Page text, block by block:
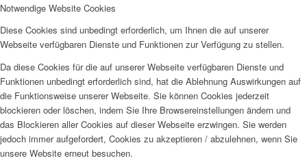
Notwendige Website Cookies
Diese Cookies sind unbedingt erforderlich, um Ihnen die auf unserer
Webseite verfügbaren Dienste und Funktionen zur Verfügung zu stellen.
Da diese Cookies für die auf unserer Webseite verfügbaren Dienste und
Funktionen unbedingt erforderlich sind, hat die Ablehnung Auswirkungen auf
die Funktionsweise unserer Webseite. Sie können Cookies jederzeit
blockieren oder löschen, indem Sie Ihre Browsereinstellungen ändern und
das Blockieren aller Cookies auf dieser Webseite erzwingen. Sie werden
jedoch immer aufgefordert, Cookies zu akzeptieren / abzulehnen, wenn Sie
unsere Website erneut besuchen.